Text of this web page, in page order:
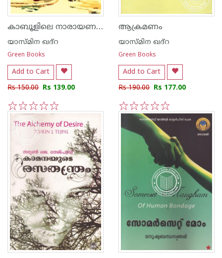
കാബൂളിലെ നാരായണപക്ഷികൾ
യാസ്മിന ഖദ്‌റ
Green Books
Add to Cart
Rs 150.00 Rs 139.00
5
4
3
2
1
ആക്രമണം
യാസ്മിന ഖദ്‌റ
Green Books
Add to Cart
Rs 190.00 Rs 177.00
5
4
3
2
1